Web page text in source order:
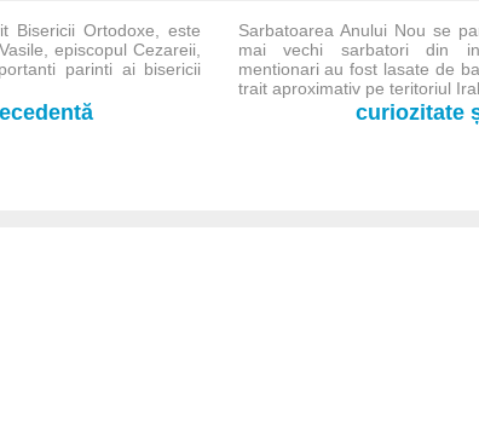
Bisericii Ortodoxe, este
episcopul Cezareii,
parinti ai bisericii
Sarbatoarea Anului Nou se
mai vechi sarbatori din
mentionari au fost lasate de
trait aproximativ pe teritoriul
curiozitate